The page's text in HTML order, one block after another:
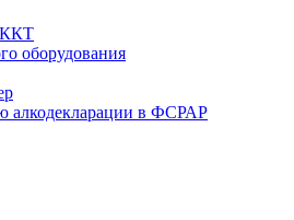
ККТ
оборудования
алкодекларации в ФСРАР